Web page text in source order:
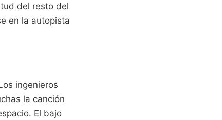
del resto del
en la autopista
ingenieros
la canción
El bajo